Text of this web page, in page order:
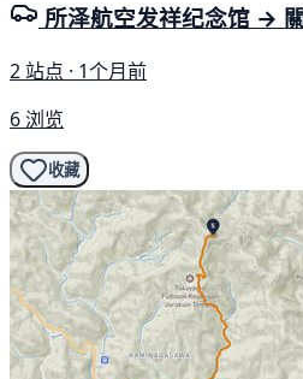
所泽航空发祥纪念馆 →
2 站点 · 1个月前
6 浏览
收藏